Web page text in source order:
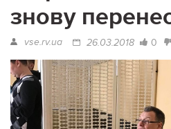
знову
vse.rv.ua 26.03.2018 0